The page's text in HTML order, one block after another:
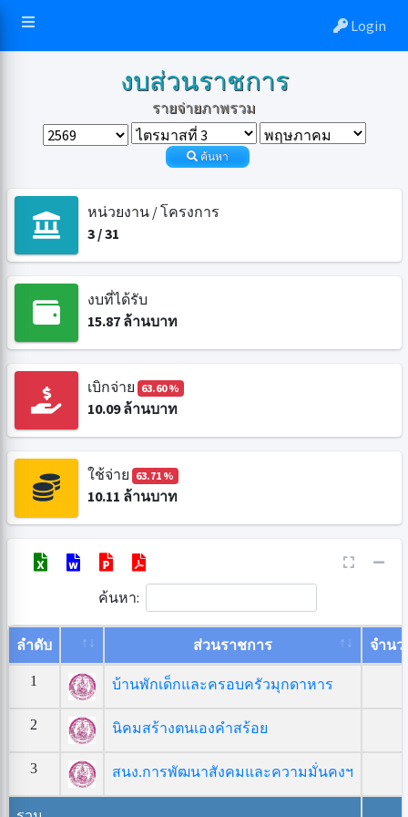
Login
งบส่วนราชการ
รายจ่ายภาพรวม
ค้นหา
หน่วยงาน / โครงการ
3/31
งบที่ได้รับ
15.87ล้านบาท
เบิกจ่าย 63.60 %
10.09ล้านบาท
ใช้จ่าย 63.71 %
10.11 ล้านบาท
ค้นหา:
ลำดับ ส่วนราชการ จำนว
1 บ้านพักเด็กและครอบครัวมุกดาหาร
2 นิคมสร้างตนเองคำสร้อย
3 สนง.การพัฒนาสังคมและความมั่นคงฯ